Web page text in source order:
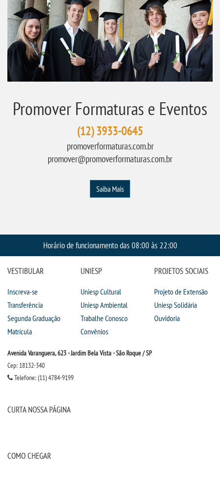
Promover Formaturas e Eventos
(12) 3933-0645
promoverformaturas.com.br
promover@promoverformaturas.com.br
Saiba Mais
Horário de funcionamento das 08:00 às 22:00
VESTIBULAR
Inscreva-se
Transferência
Segunda Graduação
Matrícula
UNIESP
Uniesp Cultural
Uniesp Ambiental
Trabalhe Conosco
Convênios
PROJETOS SOCIAIS
Projeto de Extensão
Uniesp Solidária
Ouvidoria
Avenida Varanguera, 623 - Jardim Bela Vista - São Roque / SP
Cep: 18132-340
Telefone: (11) 4784-9199
CURTA NOSSA PÁGINA
COMO CHEGAR